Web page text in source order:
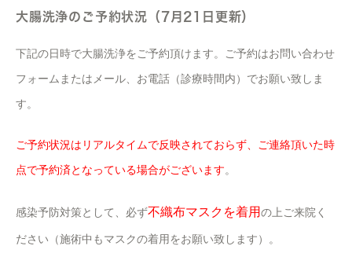
大腸洗浄のご予約状況（7月21日更新）
下記の日時で大腸洗浄をご予約頂けます。ご予約はお問い合わせ
フォームまたはメール、お電話（診療時間内）でお願い致しま
す。
ご予約状況はリアルタイムで反映されておらず、ご連絡頂いた時
点で予約済となっている場合がございます。
感染予防対策として、必ず不織布マスクを着用の上ご来院く
ださい（施術中もマスクの着用をお願い致します）。